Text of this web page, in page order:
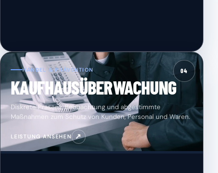
04
HANDEL & PRÄVENTION
KAUFHAUSÜBERWACHUNG
Diskrete Präsenz, Beobachtung und abgestimmte
Maßnahmen zum Schutz von Kunden, Personal und Waren.
LEISTUNG ANSEHEN ↗